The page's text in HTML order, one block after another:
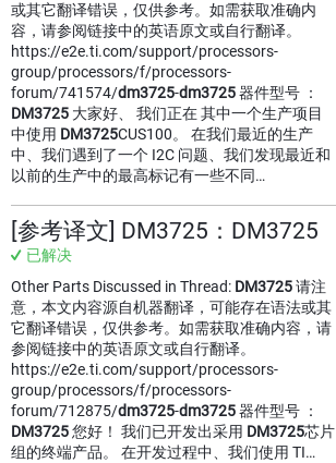
或其它翻译错误，仅供参考。如需获取准确内
容，请参阅链接中的英语原文或自行翻译。
https://e2e.ti.com/support/processors-
group/processors/f/processors-
forum/741574/dm3725-dm3725器件型号 ：
DM3725 大家好、 我们正在 其中一个生产项目
中使用 DM3725CUS100。 在我们最近的生产
中、我们遇到了一个 I2C 问题、我们发现最近和
以前的生产中的最高标记有一些不同…
[参考译文] DM3725：DM3725
已解决
Other Parts Discussed in Thread: DM3725请注
意，本文内容源自机器翻译，可能存在语法或其
它翻译错误，仅供参考。如需获取准确内容，请
参阅链接中的英语原文或自行翻译。
https://e2e.ti.com/support/processors-
group/processors/f/processors-
forum/712875/dm3725-dm3725器件型号 ：
DM3725您好！ 我们已开发出采用 DM3725芯片
组的终端产品。 在开发过程中、我们使用 TI…